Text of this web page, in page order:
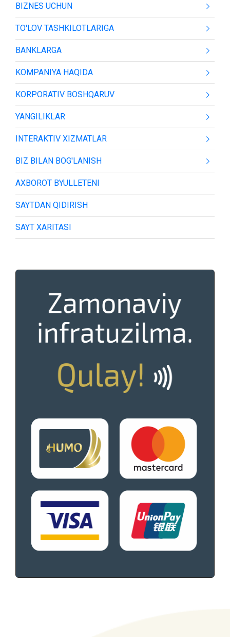
BIZNES UCHUN
TO'LOV TASHKILOTLARIGA
BANKLARGA
KOMPANIYA HAQIDA
KORPORATIV BOSHQARUV
YANGILIKLAR
INTERAKTIV XIZMATLAR
BIZ BILAN BOG'LANISH
AXBOROT BYULLETENI
SAYTDAN QIDIRISH
SAYT XARITASI